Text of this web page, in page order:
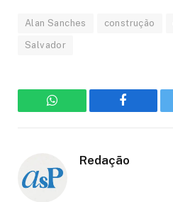
Alan Sanches construção
Salvador
WhatsApp Facebook
Redação